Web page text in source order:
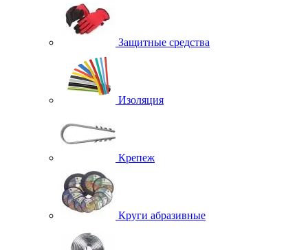
Защитные средства
Изоляция
Крепеж
Круги абразивные